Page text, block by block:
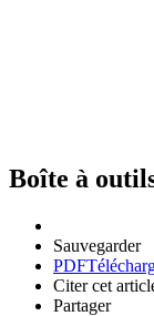
Boîte à
Sauvegarder
PDF
Citer cet
Partager